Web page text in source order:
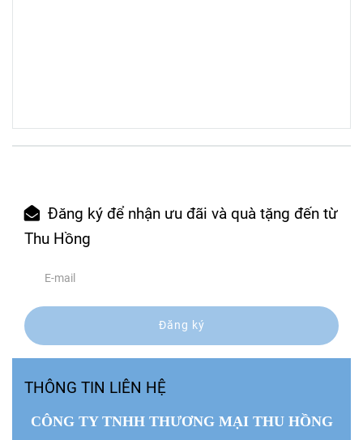
Đăng ký để nhận ưu đãi và quà tặng đến từ
Thu Hồng
Đăng ký
THÔNG TIN LIÊN HỆ
CÔNG TY TNHH THƯƠNG MẠI THU HỒNG